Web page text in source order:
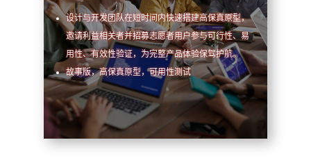
设计与开发团队在短时间内快速搭建高保真原型，
邀请利益相关者并招募志愿者用户参与可行性、易
用性、有效性验证，为完整产品体验保驾护航。
故事版，高保真原型，可用性测试